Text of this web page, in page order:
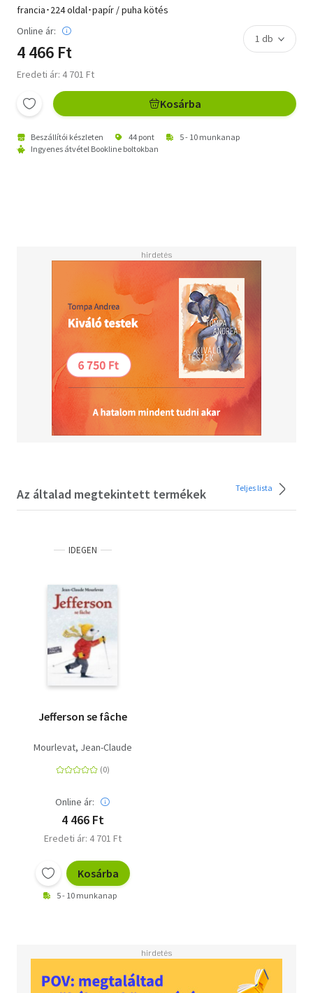
francia･224 oldal･papír / puha kötés
Online ár:
4 466 Ft
Eredeti ár: 4 701 Ft
Kosárba
Beszállítói készleten 44 pont
5 - 10 munkanap
Ingyenes átvétel Bookline boltokban
Az általad megtekintett termékek Teljes lista
IDEGEN
Jefferson se fâche
Mourlevat, Jean-Claude
Online ár:
4 466 Ft
Eredeti ár: 4 701 Ft
Kosárba
5 - 10 munkanap